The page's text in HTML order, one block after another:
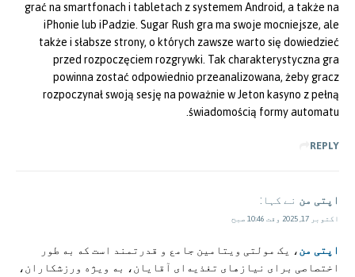
grać na smartfonach i tabletach z systemem Android, a także na
iPhonie lub iPadzie. Sugar Rush gra ma swoje mocniejsze, ale
także i słabsze strony, o których zawsze warto się dowiedzieć
przed rozpoczęciem rozgrywki. Tak charakterystyczna gra
powinna zostać odpowiednio przeanalizowana, żeby gracz
rozpoczynał swoją sesję na poważnie w Jeton kasyno z pełną
świadomością formy automatu.
REPLY
اپتی من نے کہا:
اکتوبر 17, 2025 وقت 10:46 صبح
اپتی من، یک مولتی ویتامین جامع و قدرتمند است که به طور
اختصاصی برای نیازهای تغذیه‌ای آقایان، به ویژه ورزشکاران،